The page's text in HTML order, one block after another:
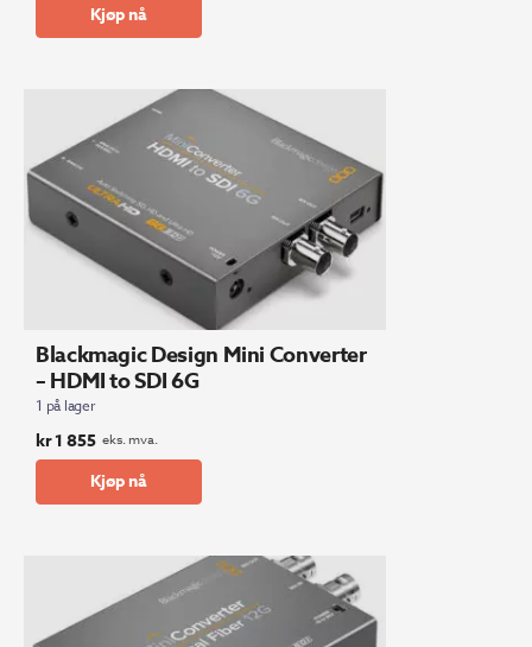
Kjøp nå
Blackmagic Design Mini Converter
– HDMI to SDI 6G
1 på lager
kr1 855 eks. mva.
Kjøp nå